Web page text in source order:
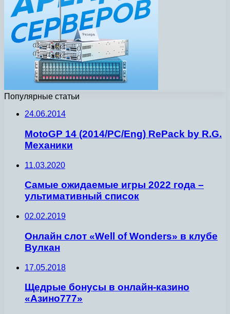
Популярные статьи
24.06.2014
MotoGP 14 (2014/PC/Eng) RePack by R.G.
Механики
11.03.2020
Самые ожидаемые игры 2022 года –
ультимативный список
02.02.2019
Онлайн слот «Well of Wonders» в клубе
Вулкан
17.05.2018
Щедрые бонусы в онлайн-казино
«Азино777»